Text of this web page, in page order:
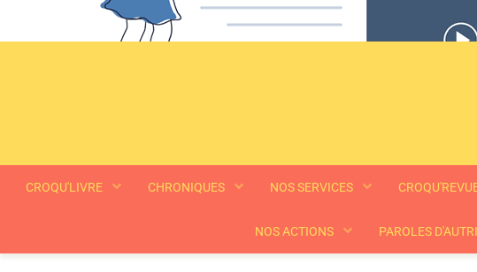
CROQU'LIVRE CHRONIQUES NOS SERVICES
NOS ACTIONS PAROLES